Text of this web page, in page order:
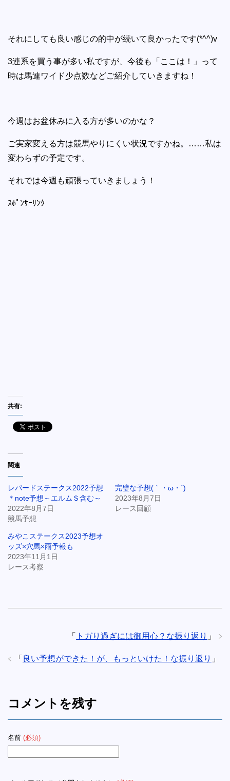
それにしても良い感じの的中が続いて良かったです(*^^)v
3連系を買う事が多い私ですが、今後も「ここは！」って
時は馬連ワイド少点数などご紹介していきますね！
今週はお盆休みに入る方が多いのかな？
ご実家変える方は競馬やりにくい状況ですかね。……私は
変わらずの予定です。
それでは今週も頑張っていきましょう！
ｽﾎﾟﾝｻｰﾘﾝｸ
共有:
関連
レパードステークス2022予想
＊note予想～エルムＳ含む～
2022年8月7日
競馬予想
完璧な予想(｀・ω・´)
2023年8月7日
レース回顧
みやこステークス2023予想オ
ッズ×穴馬×雨予報も
2023年11月1日
レース考察
「 トガり過ぎには御用心？な振り返り 」
「 良い予想ができた！が、もっといけた！な振り返り 」
コメントを残す
名前 (必須)